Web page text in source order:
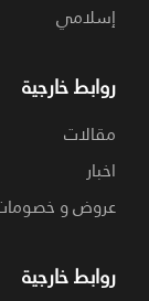
إسلامي
روابط خارجية
مقالات
اخبار
عروض و
روابط خارجية